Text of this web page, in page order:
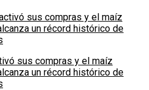
sus compras y el maíz
un récord histórico de